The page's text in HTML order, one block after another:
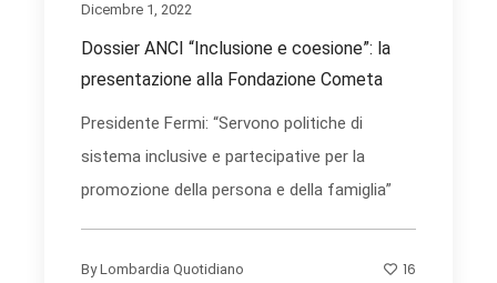
Dicembre 1, 2022
Dossier ANCI “Inclusione e coesione”: la
presentazione alla Fondazione Cometa
Presidente Fermi: “Servono politiche di
sistema inclusive e partecipative per la
promozione della persona e della famiglia”
ByLombardia Quotidiano 16